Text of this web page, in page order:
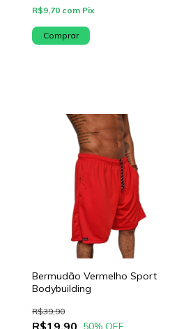
R$9,70 com Pix
Comprar
Bermudão Vermelho Sport
Bodybuilding
R$19,90
R$39,90
50% OFF